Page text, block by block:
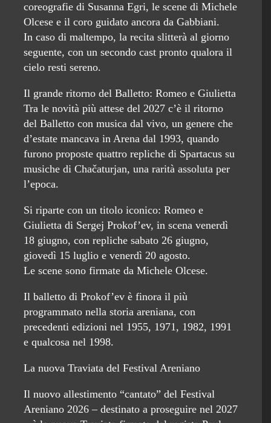
coreografie di Susanna Egri, le scene di Michele
Olcese e il coro guidato ancora da Gabbiani.
In caso di maltempo, la recita slitterà al giorno
seguente, con un secondo cast pronto qualora il
cielo resti sereno.
Il grande ritorno del Balletto: Romeo e Giulietta
Tra le novità più attese del 2027 c’è il ritorno
del Balletto con musica dal vivo, un genere che
d’estate mancava in Arena dal 1993, quando
furono proposte quattro repliche di Spartacus su
musiche di Chačaturjan, una rarità assoluta per
l’epoca.
Si riparte con un titolo iconico: Romeo e
Giulietta di Sergej Prokof’ev, in scena venerdì
18 giugno, con repliche sabato 26 giugno,
giovedì 15 luglio e venerdì 20 agosto.
Le scene sono firmate da Michele Olcese.
Il balletto di Prokof’ev è finora il più
programmato nella storia areniana, con
precedenti edizioni nel 1955, 1971, 1982, 1991
e qualcosa nel 1998.
La nuova Traviata del Festival Areniano
Il nuovo allestimento “cantato” del Festival
Areniano 2026 – destinato a proseguire nel 2027